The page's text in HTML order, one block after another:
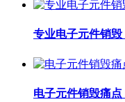
专业电子元件销
电子元件销毁痛